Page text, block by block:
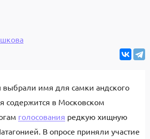
имя для самки андского
содержится в Московском
голосования редкую хищную
В опросе приняли участие